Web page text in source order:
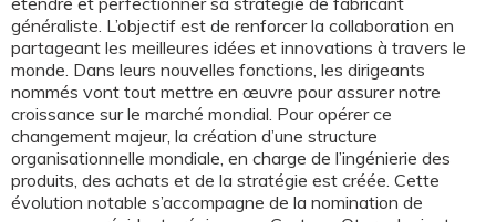
généraliste. L’objectif est de renforcer la collaboration en
partageant les meilleures idées et innovations à travers le
monde. Dans leurs nouvelles fonctions, les dirigeants
nommés vont tout mettre en œuvre pour assurer notre
croissance sur le marché mondial. Pour opérer ce
changement majeur, la création d’une structure
organisationnelle mondiale, en charge de l’ingénierie des
produits, des achats et de la stratégie est créée. Cette
évolution notable s’accompagne de la nomination de